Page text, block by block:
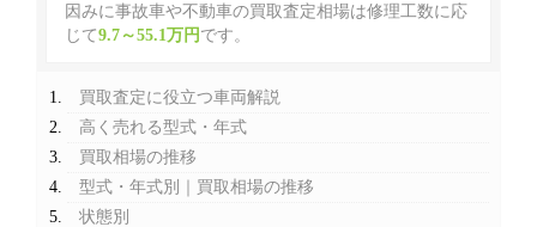
因みに事故車や不動車の買取査定相場は修理工数に応
じて9.7～55.1万円 です。
買取査定に役立つ車両解説
高く売れる型式・年式
買取相場の推移
型式・年式別｜買取相場の推移
状態別